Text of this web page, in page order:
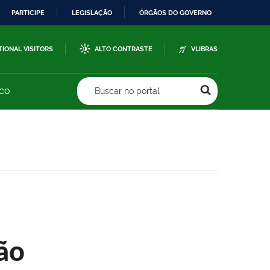
PARTICIPE LEGISLAÇÃO ÓRGÃOS DO GOVERNO
VISITORS ALTO CONTRASTE VLIBRAS
Buscar no portal